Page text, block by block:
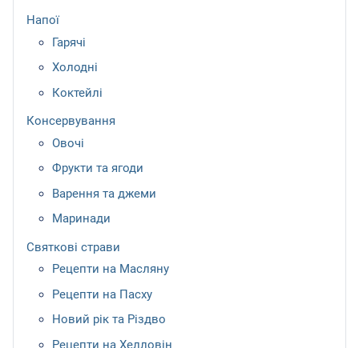
Напої
Гарячі
Холодні
Коктейлі
Консервування
Овочі
Фрукти та ягоди
Варення та джеми
Маринади
Святкові страви
Рецепти на Масляну
Рецепти на Пасху
Новий рік та Різдво
Рецепти на Хелловін